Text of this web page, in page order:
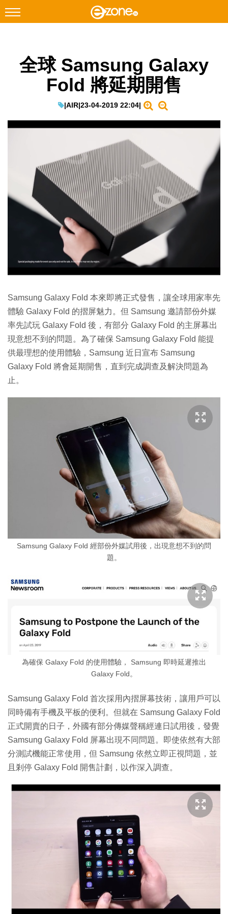
Facebook Instagram
遊戲動漫
IT Times
生成式AI與雲端應用
Enterprise Digital Transformation
全球 Samsung Galaxy
Fold 將延期開售
|AIR|23-04-2019 22:04|
Samsung Galaxy Fold 本來即將正式發售，讓全球用家率先
體驗 Galaxy Fold 的摺屏魅力。但 Samsung 邀請部份外媒
率先試玩 Galaxy Fold 後，有部分 Galaxy Fold 的主屏幕出
現意想不到的問題。為了確保 Samsung Galaxy Fold 能提
供最理想的使用體驗，Samsung 近日宣布 Samsung
Galaxy Fold 將會延期開售，直到完成調查及解決問題為
止。
Samsung Galaxy Fold 經部份外媒試用後，出現意想不到的問
題。
為確保 Galaxy Fold 的使用體驗， Samsung 即時延遲推出
Galaxy Fold。
Samsung Galaxy Fold 首次採用內摺屏幕技術，讓用戶可以
同時備有手機及平板的便利。但就在 Samsung Galaxy Fold
正式開賣的日子，外國有部分傳媒聲稱經連日試用後，發覺
Samsung Galaxy Fold 屏幕出現不同問題。即使依然有大部
分測試機能正常使用，但 Samsung 依然立即正視問題，並
且剎停 Galaxy Fold 開售計劃，以作深入調查。